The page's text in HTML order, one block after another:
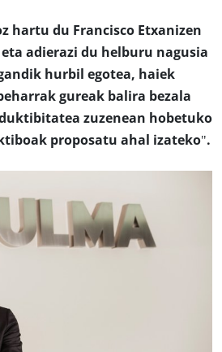
hartu du Francisco Etxanizen
adierazi du helburu nagusia
hurbil egotea, haiek
gureak balira bezala
zuzenean hobetuko
proposatu ahal izateko".